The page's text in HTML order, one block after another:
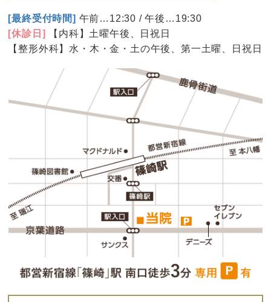
[最終受付時間] 午前…12:30 / 午後…19:30
[休診日]
【内科】土曜午後、日祝日
【整形外科】水・木・金・土の午後、第一土曜、日祝日